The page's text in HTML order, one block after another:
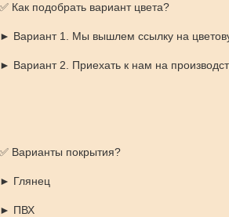
✅ Как подобрать вариант цвета?
► Вариант 1. Мы вышлем ссылку на
► Вариант 2. Приехать к нам на
✅ Варианты покрытия?
► Глянец
► ПВХ